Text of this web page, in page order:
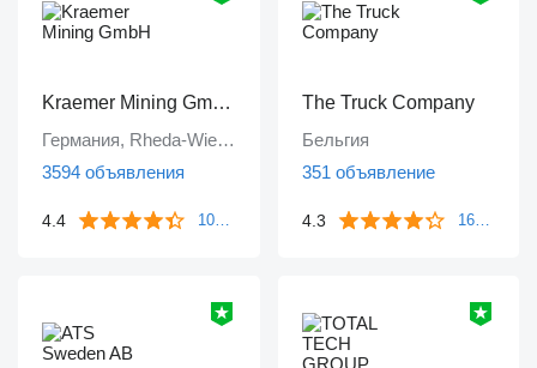
Kraemer Mining GmbH
Германия, Rheda-Wiedenbrück
3594 объявления
4.4 106 отзывов
The Truck Company
Бельгия
351 объявление
4.3 161 отзыв